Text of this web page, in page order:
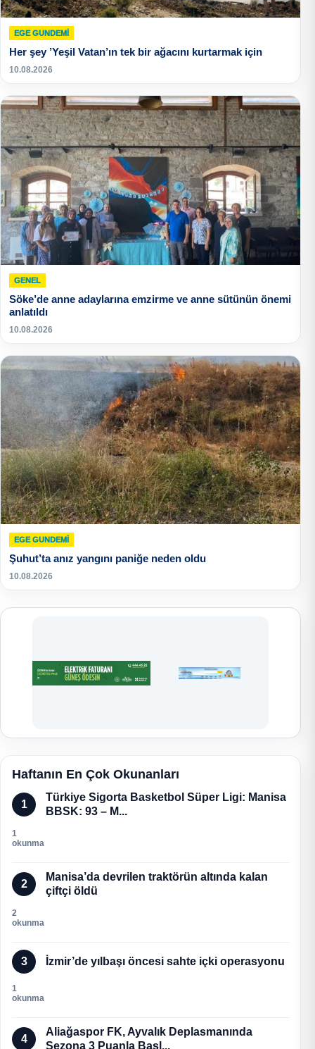
EGE GUNDEMİ
Her şey ’Yeşil Vatan’ın tek bir ağacını kurtarmak için
10.08.2026
GENEL
Söke’de anne adaylarına emzirme ve anne sütünün önemi
anlatıldı
10.08.2026
EGE GUNDEMİ
Şuhut’ta anız yangını paniğe neden oldu
10.08.2026
Haftanın En Çok Okunanları
1
Türkiye Sigorta Basketbol Süper Ligi: Manisa
BBSK: 93 – M...
1
okunma
2
Manisa’da devrilen traktörün altında kalan
çiftçi öldü
2
okunma
3 İzmir’de yılbaşı öncesi sahte içki operasyonu
1
okunma
4
Aliağaspor FK, Ayvalık Deplasmanında
Sezona 3 Puanla Başl...